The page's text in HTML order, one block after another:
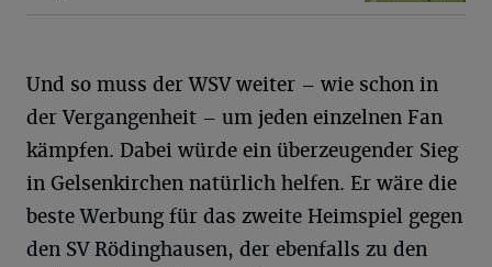
Und so muss der WSV weiter – wie schon in
der Vergangenheit – um jeden einzelnen Fan
kämpfen. Dabei würde ein überzeugender Sieg
in Gelsenkirchen natürlich helfen. Er wäre die
beste Werbung für das zweite Heimspiel gegen
den SV Rödinghausen, der ebenfalls zu den